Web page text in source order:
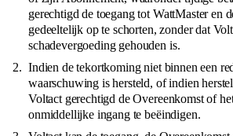
gerechtigd de toegang tot WattMaster en
gedeeltelijk op te schorten, zonder dat
schadevergoeding gehouden is.
Indien de tekortkoming niet binnen een
waarschuwing is hersteld, of indien
Voltact gerechtigd de Overeenkomst of
onmiddellijke ingang te beëindigen.